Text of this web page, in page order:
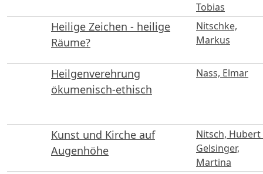
Tobias
Heilige Zeichen - heilige
Räume?
Nitschke,
Markus
Heilgenverehrung
ökumenisch-ethisch
Nass, Elmar
Kunst und Kirche auf
Augenhöhe
Nitsch,
Gelsinger,
Martina